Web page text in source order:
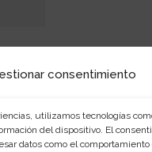
consentimiento
utilizamos tecnologías
del dispositivo. El
datos como el comportamiento